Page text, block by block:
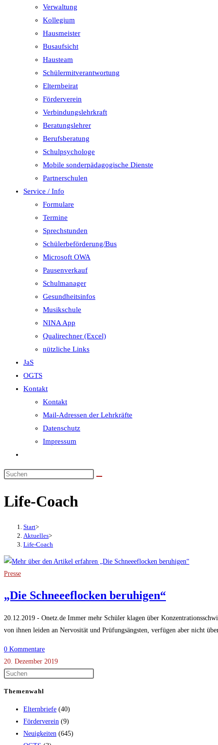
Verwaltung
Kollegium
Hausmeister
Busaufsicht
Hausteam
Schülermitverantwortung
Elternbeirat
Förderverein
Verbindungslehrkraft
Beratungslehrer
Berufsberatung
Schulpsychologe
Mobile sonderpädagogische Dienste
Partnerschulen
Service / Info
Formulare
Termine
Sprechstunden
Schülerbeförderung/Bus
Microsoft OWA
Pausenverkauf
Schulmanager
Gesundheitsinfos
Musikschule
NINA App
Qualirechner (Excel)
nützliche Links
JaS
OGTS
Kontakt
Kontakt
Mail-Adressen der Lehrkräfte
Datenschutz
Impressum
umschalten
Life-Coach
Start>
Aktuelles>
Life-Coach
Presse
„Die Schneeeflocken beruhigen“
20.12.2019 - Onetz.de Immer mehr Schüler klagen über
von ihnen leiden an Nervosität und Prüfungsängsten, verfügen aber nicht
0 Kommentare
20. Dezember 2019
Themenwahl
Elternbriefe (40)
Förderverein (9)
Neuigkeiten (645)